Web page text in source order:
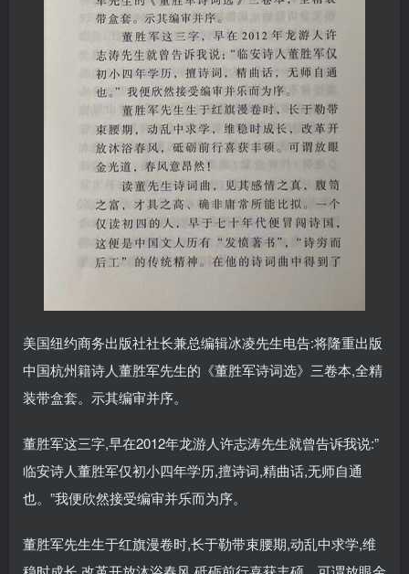
美国纽约商务出版社社长兼总编辑冰凌先生电告:将隆重出版
中国杭州籍诗人董胜军先生的《董胜军诗词选》三卷本,全精
装带盒套。示其编审并序。
董胜军这三字,早在2012年龙游人许志涛先生就曾告诉我说:”
临安诗人董胜军仅初小四年学历,擅诗词,精曲话,无师自通
也。”我便欣然接受编审并乐而为序。
董胜军先生生于红旗漫卷时,长于勒带束腰期,动乱中求学,维